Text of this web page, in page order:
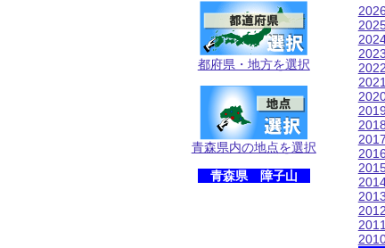
都府県・地方を選択
青森県内の地点を選択
青森県 障子山